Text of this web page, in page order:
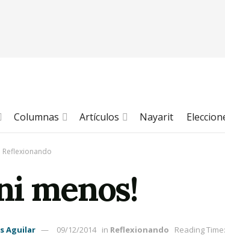
Columnas Artículos Nayarit
Reflexionando
menos!
Aguilar 09/12/2014 in Reflexionando Reading